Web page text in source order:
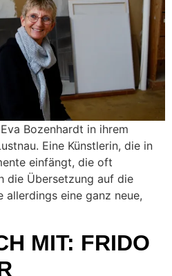
Bozenhardt in ihrem
Eine Künstlerin, die in
einfängt, die oft
die Übersetzung auf die
allerdings eine ganz neue,
MIT: FRIDO